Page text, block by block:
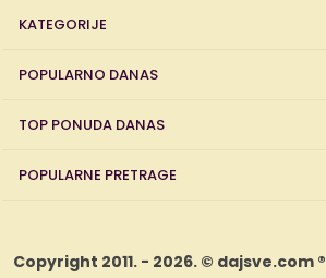
KATEGORIJE
POPULARNO DANAS
TOP PONUDA DANAS
POPULARNE PRETRAGE
Copyright 2011. - 2026. © dajsve.com ®